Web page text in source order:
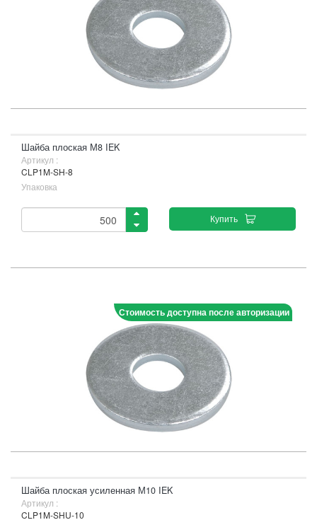
Шайба плоская М8 IEK
Артикул :
CLP1M-SH-8
Упаковка
Купить
Стоимость доступна после авторизации
Шайба плоская усиленная М10 IEK
Артикул :
CLP1M-SHU-10